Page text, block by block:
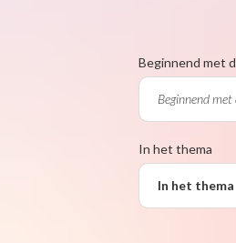
Beginnend met
In het thema
In het thema